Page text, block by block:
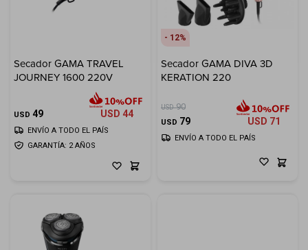
Secador GAMA TRAVEL
JOURNEY 1600 220V
USD 49 USD 44
GARANTÍA: 2 AÑOS
ENVÍO A TODO EL PAÍS
12
Secador GAMA DIVA 3D
KERATION 220
USD 90
USD 79 USD 71
ENVÍO A TODO EL PAÍS